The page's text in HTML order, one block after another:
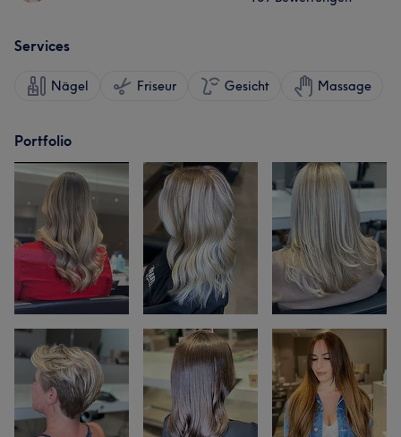
Services
Nägel Friseur Gesicht Massage
Portfolio